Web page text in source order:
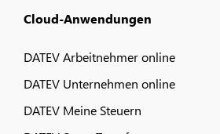
Cloud-Anwendungen
DATEV Arbeitnehmer online
DATEV Unternehmen online
DATEV Meine Steuern